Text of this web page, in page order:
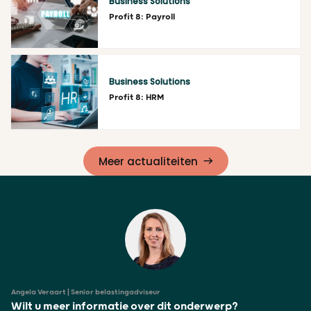
Lees meer
Profit 8: Payroll
Business Solutions
Profit 8: HRM
Meer actualiteiten
Angela Veraart | Senior belastingadviseur
Wilt u meer informatie over dit onderwerp?